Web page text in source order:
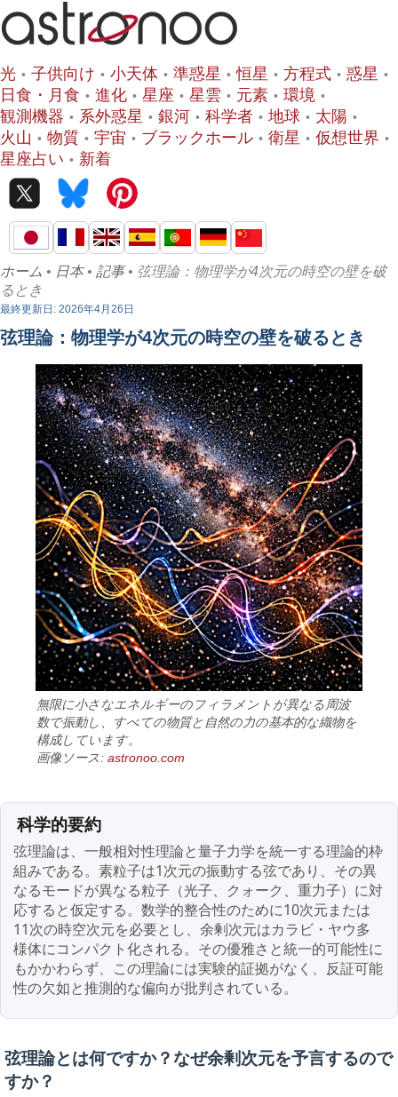
光 子供向け 小天体 準惑星 恒星 方程式
惑星
日食・月食
進化 星座 星雲 元素
環境
観測機器
系外惑星 銀河 科学者 地球
太陽
火山
物質 宇宙 ブラックホール 衛星
仮想世界
星座占い
新着
ホーム • 日本• 記事• 弦理論：物理学が4次元の時空の壁を破
るとき
最終更新日: 2026年4月26日
弦理論：物理学が4次元の時空の壁を破るとき
無限に小さなエネルギーのフィラメントが異なる周波
数で振動し、すべての物質と自然の力の基本的な織物を
構成しています。
画像ソース:astronoo.com
科学的要約
弦理論は、一般相対性理論と量子力学を統一する理論的枠
組みである。素粒子は1次元の振動する弦であり、その異
なるモードが異なる粒子（光子、クォーク、重力子）に対
応すると仮定する。数学的整合性のために10次元または
11次の時空次元を必要とし、余剰次元はカラビ・ヤウ多
様体にコンパクト化される。その優雅さと統一的可能性に
もかかわらず、この理論には実験的証拠がなく、反証可能
性の欠如と推測的な偏向が批判されている。
弦理論とは何ですか？なぜ余剰次元を予言するので
すか？